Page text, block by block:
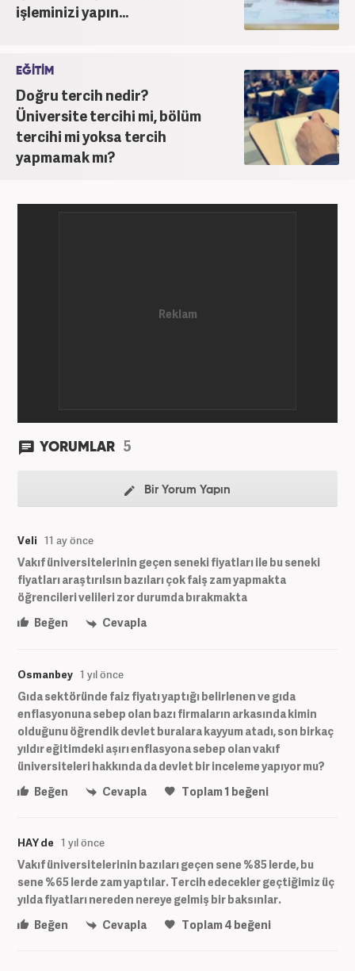
işleminizi yapın...
EĞİTİM
Doğru tercih nedir?
Üniversite tercihi mi, bölüm
tercihi mi yoksa tercih
yapmamak mı?
YORUMLAR 5
Bir Yorum Yapın
Veli 11 ay önce
Vakıf üniversitelerinin geçen seneki fiyatları ile bu seneki
fiyatları araştırılsın bazıları çok faiş zam yapmakta
öğrencileri velileri zor durumda bırakmakta
Beğen
Cevapla
Osmanbey 1 yıl önce
Gıda sektöründe faiz fiyatı yaptığı belirlenen ve gıda
enflasyonuna sebep olan bazı firmaların arkasında kimin
olduğunu öğrendik devlet buralara kayyum atadı, son birkaç
yıldır eğitimdeki aşırı enflasyona sebep olan vakıf
üniversiteleri hakkında da devlet bir inceleme yapıyor mu?
Beğen
Cevapla Toplam1 beğeni
HAY de 1 yıl önce
Vakıf üniversitelerinin bazıları geçen sene %85 lerde, bu
sene %65 lerde zam yaptılar. Tercih edecekler geçtiğimiz üç
yılda fiyatları nereden nereye gelmiş bir baksınlar.
Beğen
Cevapla Toplam4 beğeni